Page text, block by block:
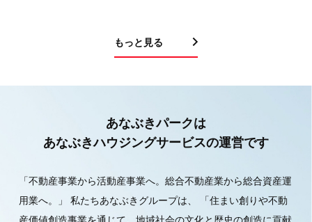
もっと見る
あなぶきパークは
あなぶきハウジングサービスの運営です
「不動産事業から活動産事業へ。総合不動産業から総合資産運
用業へ。」
私たちあなぶきグループは、
「住まい創りや不動